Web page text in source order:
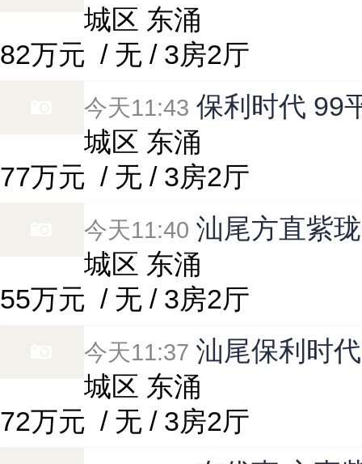
城区 东涌
82万元 / 无 / 3房2厅
今天11:43 保利时代 99
城区 东涌
77万元 / 无 / 3房2厅
今天11:40 汕尾方直紫
城区 东涌
55万元 / 无 / 3房2厅
今天11:37 汕尾保利时
城区 东涌
72万元 / 无 / 3房2厅